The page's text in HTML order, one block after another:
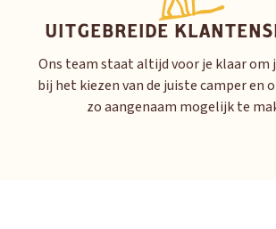
UITGEBREIDE
Ons team staat altijd voor je klaar om
bij het kiezen van de juiste camper en
zo aangenaam mogelijk te